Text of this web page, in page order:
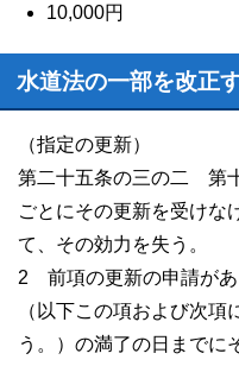
10,000円
水道法の一部を改正
（指定の更新）
第二十五条の三の二 第
ごとにその更新を受けな
て、その効力を失う。
2 前項の更新の申請があ
（以下この項および次
う。）の満了の日までに